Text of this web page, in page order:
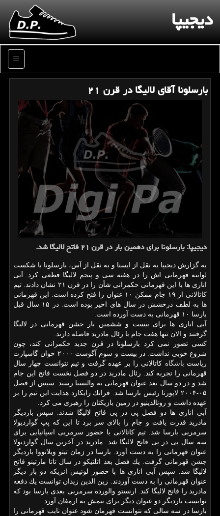
دیجیپا
منو
بارسلونا آقای لالیگا در قرن ۲۱
دیجیپا: بارسلونا برای دهمین بار در قرن ۲۱ فاتح لالیگا شد.
به گزارش دیجیپا به نقل از ایسنا و به نقل از آس، بارسلونا با شكست
لوانته قهرمانی اش را در هفته سی و پنجم لالیگا قطعی كرد. آبی
اناری ها با این قهرمانی حكمرانی شأن را در قرن ۲۱ نشان دادند. تیم
كاتالانی از ۱۹ جام ممكن ۱۰ عنوان را فتح كرده است. این قهرمانی
ها به لطف درخشش در سال های اخیر بوده است. در ۱۵ سال قبل
بارسا ۱۰ قهرمانی به دست آورده است.
آبی اناری ها برای بیست و ششمین بار جشن قهرمانی در لالیگا
گرفتند و الان تنها هفت جام با رئال مادرید فاصله دارند.
كسی تصور نمی كرد بارسلونا در قرن جدید حكمرانی كند، چون
شروع خوبی نداشت. در بیست و سوم آگوست ۲۰۰۰ خوان گاسپارت
ریاست باشگاه كاتالانی را بر عهده گرفت و تیم نتوانست چهار سال
قهرمانی را تجربه كند. رئال مادرید در دو فصل نخست فاتح این جام
شد و در دو سال بعد عنوان قهرمانی به والنسیا رسید. سپس از فصل
۰۵-۲۰۰۴ لاپورتا رئیس بارسا شد. فرانك رایكارد هدایت این تیم را بر
عهده داشت و رونالدینیو در زمین بازیكنان را رهبری می كرد.
آبی اناری ها دو فصل پی در پی فاتح لالیگا شدند. سپس باردیگر
مادرید قدرت یافت و جام را بالای سر برد تا این كه پپ گواردیولا
سرمربی بارسا شد. تیم كاتالانی با حضور سرمربی اسپانیایی برای
سه سال پی در پی فاتح لالیگا شد. مادرید در آخرین سال گواردیولا
عنوان قهرمانی را به دست آورد. بارسا در زمان تیتو ویلانووا باردیگر
جشن قهرمانی گرفت. یك فصل بعد اتلتیكو در سال تاتا مارتینو فاتح
لالیگا شد. سپس آبی اناری ها با حضور لوئیس انریكه دو بار دیگر
عنوان قهرمانی را به دست آوردند. زین الدین زیدان توانست یك دفعه
مادرید را فاتح لالیگا كند. ارنستو والورده سرمربی بعدی بارسا بود كه
توانست باردیگر دو عنوان دیگر برای تیمش به ارمغان آورد.
بارسا در سه سالی كه نتوانست قهرمان شود عنوان نایب قهرمانی را